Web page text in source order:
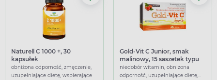
Naturell C 1000 +, 30
kapsułek
obniżona odporność, zmęczenie,
uzupełniające dietę, wspierające
Gold-Vit C Junior, smak
malinowy, 15 saszetek typu
stick
niedobór witamin, obniżona
odporność, uzupełniające dietę,